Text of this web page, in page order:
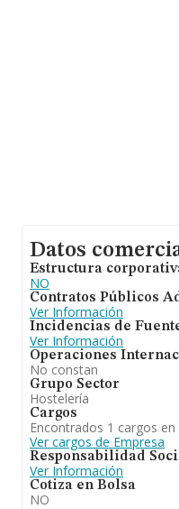
Datos
Estructura
NO
Contratos Públicos
Ver Información
Incidencias de
Ver Información
Operaciones
No constan
Grupo Sector
Hostelería
Cargos
Encontrados 1 cargos
Ver cargos de Empresa
Responsabilidad
Ver Información
Cotiza en Bolsa
NO